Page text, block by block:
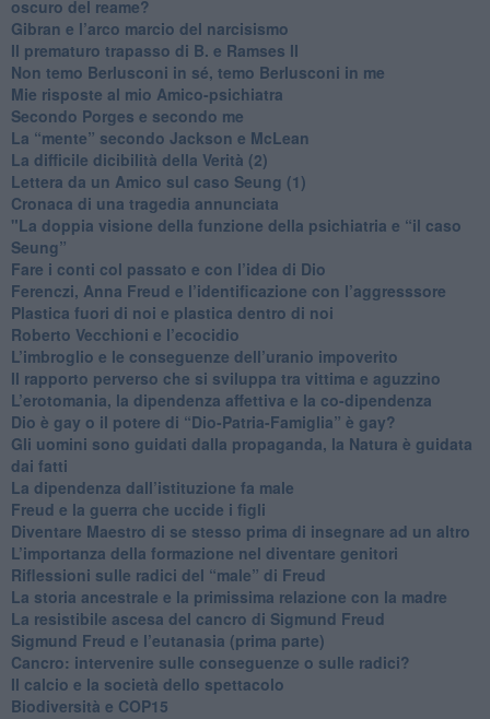
oscuro del reame?
​Gibran e l’arco marcio del narcisismo
​Il prematuro trapasso di B. e Ramses II
​Non temo Berlusconi in sé, temo Berlusconi in me
​Mie risposte al mio Amico-psichiatra
​Secondo Porges e secondo me
​La “mente” secondo Jackson e McLean
La difficile dicibilità della Verità (2)
​Lettera da un Amico sul caso Seung (1)
​Cronaca di una tragedia annunciata
"​La doppia visione della funzione della psichiatria e “il caso
Seung”
​Fare i conti col passato e con l’idea di Dio
​Ferenczi, Anna Freud e l’identificazione con l’aggresssore
Plastica fuori di noi e plastica dentro di noi
​Roberto Vecchioni e l’ecocidio
​L’imbroglio e le conseguenze dell’uranio impoverito
​Il rapporto perverso che si sviluppa tra vittima e aguzzino
L’erotomania, la dipendenza affettiva e la co-dipendenza
​Dio è gay o il potere di “Dio-Patria-Famiglia” è gay?
​Gli uomini sono guidati dalla propaganda, la Natura è guidata
dai fatti
La dipendenza dall’istituzione fa male
​Freud e la guerra che uccide i figli
​Diventare Maestro di se stesso prima di insegnare ad un altro
L’importanza della formazione nel diventare genitori
Riflessioni sulle radici del “male” di Freud
​La storia ancestrale e la primissima relazione con la madre
​La resistibile ascesa del cancro di Sigmund Freud
Sigmund Freud e l’eutanasia (prima parte)
Cancro: intervenire sulle conseguenze o sulle radici?
​Il calcio e la società dello spettacolo
Biodiversità e COP15